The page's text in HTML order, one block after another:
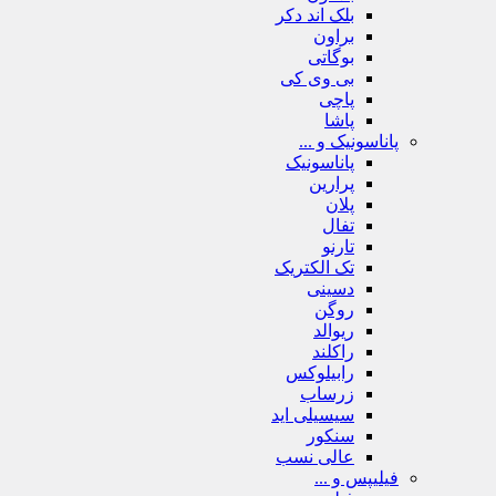
بلک اند دکر
براون
بوگاتی
بی وی کی
پاچی
پاشا
پاناسونیک و ...
پاناسونیک
پرارین
پلان
تفال
تارنو
تک الکتریک
دسینی
روگن
ریوالد
راکلند
رابیلوکس
زرساب
سیسیلی اید
سنکور
عالی نسب
فیلیپس و ...